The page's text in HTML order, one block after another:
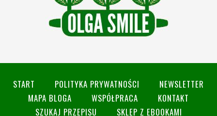
START POLITYKA PRYWATNOŚCI
NEWSLETTER
MAPA BLOGA
WSPÓŁPRACA
KONTAKT
SZUKAJ PRZEPISU
SKLEP Z EBOOKAMI